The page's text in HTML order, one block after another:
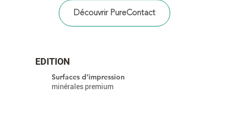
EDITION
Surfaces d’impression
minérales premium